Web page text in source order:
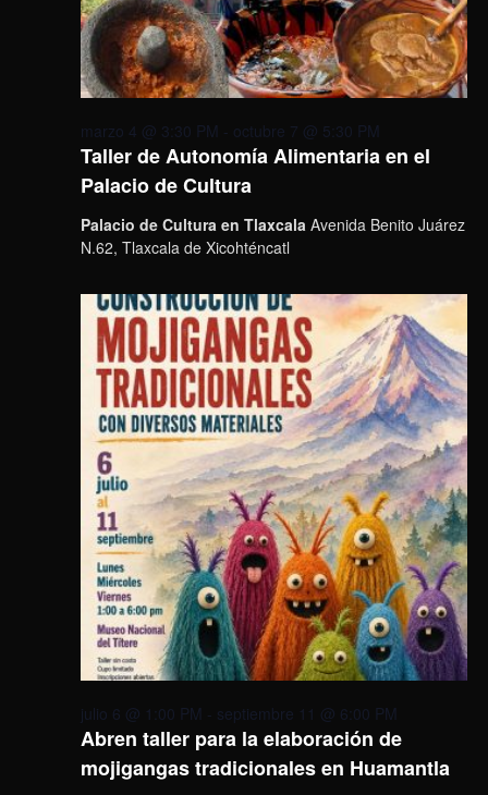
Taller de Autonomía Alimentaria en el
Palacio de Cultura
marzo 4 @ 3:30 PM - octubre 7 @ 5:30 PM
Palacio de Cultura en Tlaxcala Avenida Benito Juárez
N.62, Tlaxcala de Xicohténcatl
Abren taller para la elaboración de
mojigangas tradicionales en Huamantla
julio 6 @ 1:00 PM - septiembre 11 @ 6:00 PM